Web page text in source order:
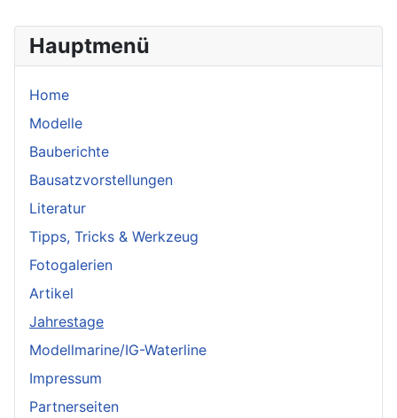
Hauptmenü
Home
Modelle
Bauberichte
Bausatzvorstellungen
Literatur
Tipps, Tricks & Werkzeug
Fotogalerien
Artikel
Jahrestage
Modellmarine/IG-Waterline
Impressum
Partnerseiten